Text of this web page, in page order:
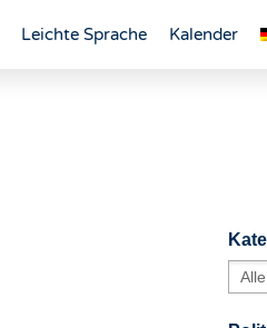
Leichte Sprache Kalender